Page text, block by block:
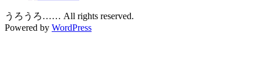
うろうろ…… All rights reserved.
Powered by WordPress